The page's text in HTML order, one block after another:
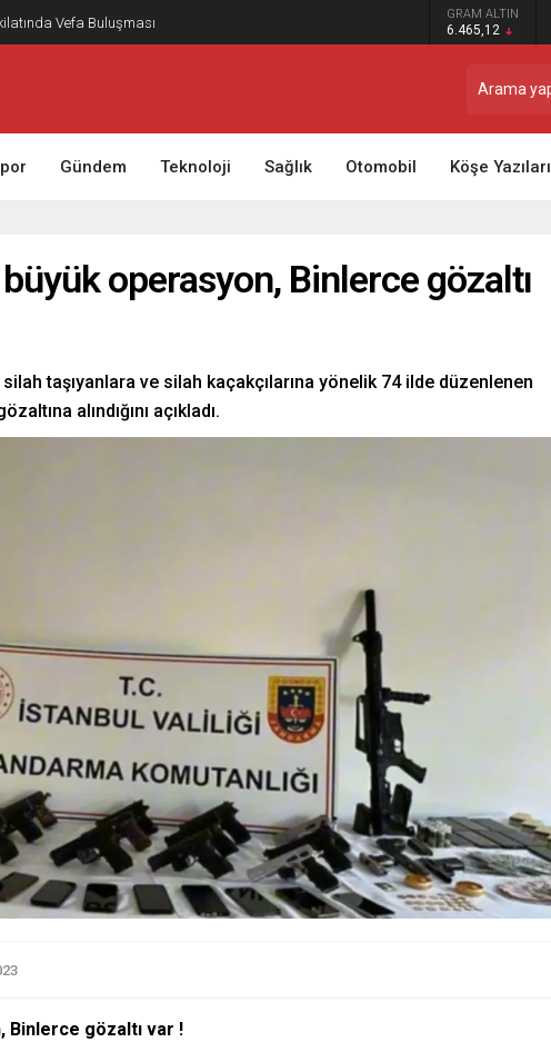
Vefa Buluşması GRAM ALTIN
6.465,12
Gündem Teknoloji Sağlık Otomobil Köşe Yazıları
operasyon, Binlerce gözaltı
taşıyanlara ve silah kaçakçılarına yönelik 74 ilde düzenlenen
alındığını açıkladı.
Binlerce gözaltı var !